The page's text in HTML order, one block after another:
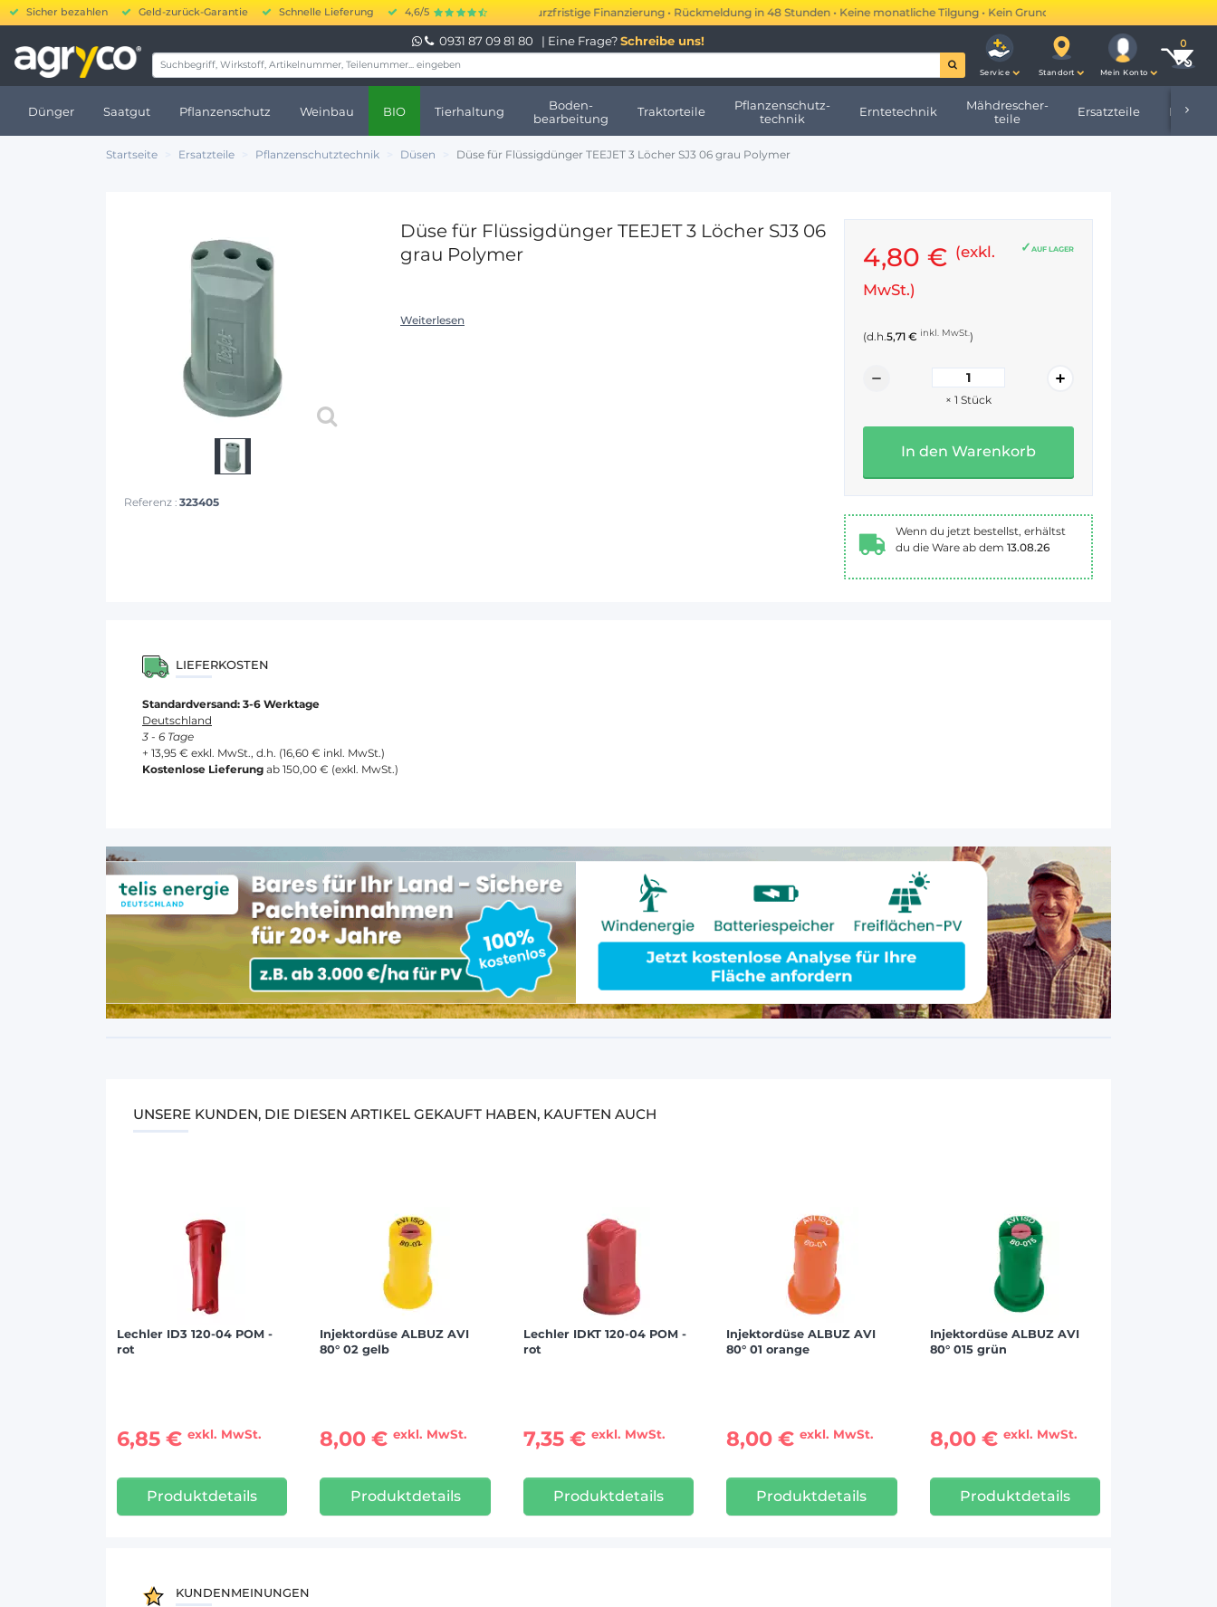
Sicher bezahlen Geld-zurück-Garantie Schnelle Lieferung 4,6/5
20.000 bis 250.000 € kurzfristige Finanzierung • Rückmeldung in 48 Stunden • Keine monatliche Tilgung • Kein Grundbucheintrag •
0931 87 09 81 80 | Eine Frage? Schreibe uns!
Service Standort Mein Konto
Dünger Saatgut Pflanzenschutz Weinbau BIO Tierhaltung
Boden-
bearbeitung
Traktorteile
Pflanzenschutz-
technik
Erntetechnik
Mähdrescher-
teile
Ersatzteile
Startseite Ersatzteile Pflanzenschutztechnik Düsen Düse für Flüssigdünger TEEJET 3 Löcher SJ3 06 grau Polymer
Referenz : 323405
Düse für Flüssigdünger TEEJET 3 Löcher SJ3 06
grau Polymer
Weiterlesen
AUF LAGER
4,80 € (exkl.
MwSt.)
(d.h.5,71 € inkl. MwSt.)
× 1 Stück
In den Warenkorb
Wenn du jetzt bestellst, erhältst
du die Ware ab dem 13.08.26
LIEFERKOSTEN
Standardversand: 3-6 Werktage
Deutschland
3 - 6 Tage
+ 13,95 € exkl. MwSt., d.h. (16,60 € inkl. MwSt.)
Kostenlose Lieferung ab 150,00 € (exkl. MwSt.)
UNSERE KUNDEN, DIE DIESEN ARTIKEL GEKAUFT HABEN, KAUFTEN AUCH
Lechler ID3 120-04 POM -
rot
6,85 € exkl. MwSt.
Produktdetails
Injektordüse ALBUZ AVI
80° 02 gelb
8,00 €exkl. MwSt.
Produktdetails
Lechler IDKT 120-04 POM -
rot
7,35 € exkl. MwSt.
Produktdetails
Injektordüse ALBUZ AVI
80° 01 orange
8,00 €exkl. MwSt.
Produktdetails
Injektordüse ALBUZ AVI
80° 015 grün
8,00 € exkl. MwSt.
Produktdetails
KUNDENMEINUNGEN